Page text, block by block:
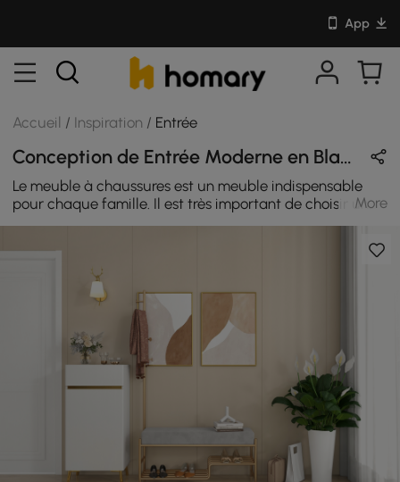
App
Accueil / Inspiration / Entrée
Conception de Entrée Moderne en Blanc / Gris / Or avec En Bois / Velours / Métal
Le meuble à chaussures est un meuble indispensable
pour chaque famille. Il est très important de choisir un
meuble à chaussures que vous aimez et qui vous
convient. L'armoire à chaussures blanche est fabriquée
à partir de bois MDF de première qualité. Cette armoire
à chaussures est non seulement élégante, mais
également robuste et conçue pour durer. Les armoires à
chaussures peuvent être placées dans des espaces
restreints, protégeant ainsi vos chaussures de la
poussière. Un design peu encombrant et une forte
capacité de rangement suffisent à organiser la maison,
ce qui est parfait pour les petits appartements ou les
petits espaces. C'est un bon outil de rangement pour
toute votre famille. Ajoutez du fun et de la
fonctionnalité à votre organiseur cubique ! Parfait pour
votre entrée ou votre chambre à coucher pour ranger
vos baskets, vos talons et vos chaussures plates.
More